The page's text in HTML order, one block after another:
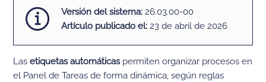
Versión del sistema: 26.03.00-00
Artículo publicadoel:23 de abril de 2026
Lasetiquetas automáticaspermiten organizar procesos en
el Panel de Tareas de forma dinámica, según reglas